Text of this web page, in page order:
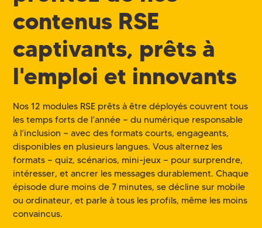
contenus RSE
captivants, prêts à
l'emploi et innovants
Nos 12 modules RSE prêts à être déployés couvrent tous
les temps forts de l’année — du numérique responsable
à l’inclusion — avec des formats courts, engageants,
disponibles en plusieurs langues. Vous alternez les
formats — quiz, scénarios, mini-jeux — pour surprendre,
intéresser, et ancrer les messages durablement. Chaque
épisode dure moins de 7 minutes, se décline sur mobile
ou ordinateur, et parle à tous les profils, même les moins
convaincus.